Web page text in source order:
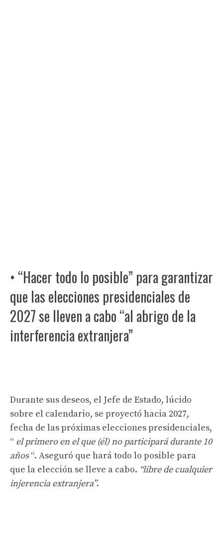
• “Hacer todo lo posible” para garantizar
que las elecciones presidenciales de
2027 se lleven a cabo “al abrigo de la
interferencia extranjera”
Durante sus deseos, el Jefe de Estado, lúcido
sobre el calendario, se proyectó hacia 2027,
fecha de las próximas elecciones presidenciales,
“ el primero en el que (él) no participará durante 10
años“. Aseguró que hará todo lo posible para
que la elección se lleve a cabo. “libre de cualquier
injerencia extranjera”.